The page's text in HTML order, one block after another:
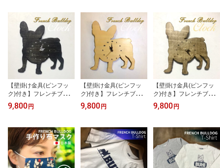
貨・シールカーステッカ
ー・車
レブル・パグ・ブルドッ
グ・ポメラニアン・シー
ズー・柴犬・コリー・ビ
ーグル・マルチーズ等
ニチュアダックス等・雑
貨・シール
【壁掛け金具(ピンフッ
ク)付き】フレンチブルド
ッグのアンティーク風壁
掛け時計木製・ブラッ
ル・シルエットプレゼン
ト・贈り物・新築祝い・
ハンドメイド・ウォール
クロック・インテリア・
雑貨
9,800 円
【壁掛け金具(ピンフッ
ク)付き】フレンチブルド
ッグのアンティーク風壁
掛け時計木製・ナチュラ
シルエットプレゼント・
贈り物・新築祝いハンド
メイド・ウォールクロッ
ク・インテリア・雑貨
9,800 円
【壁掛け金具(ピンフッ
ク)付き】フレンチブルド
ッグのアンティーク風壁
掛け時計木製・ジャコビ
ル・シルエットプレゼン
ト・贈り物・新築祝い
9,800 円